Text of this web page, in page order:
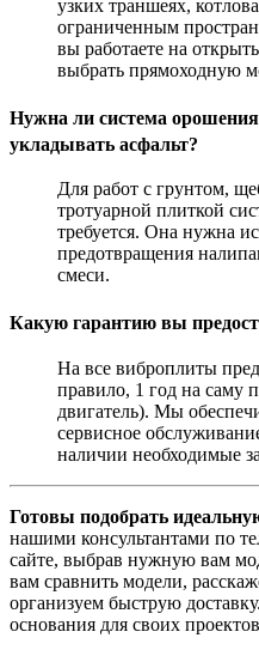
узких траншеях,
ограниченным
вы работаете на
выбрать прямоходную
Нужна ли система
укладывать асфальт?
Для работ с грунтом,
тротуарной плиткой
требуется. Она нужна
предотвращения
смеси.
Какую гарантию вы
На все виброплиты
правило, 1 год на саму
двигатель). Мы
сервисное
наличии необходимые
Готовы подобрать
нашими консультантами по
сайте, выбрав нужную вам
вам сравнить модели,
организуем быструю
основания для своих